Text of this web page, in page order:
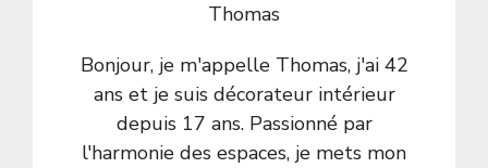
Thomas
Bonjour, je m'appelle Thomas, j'ai 42
ans et je suis décorateur intérieur
depuis 17 ans. Passionné par
l'harmonie des espaces, je mets mon